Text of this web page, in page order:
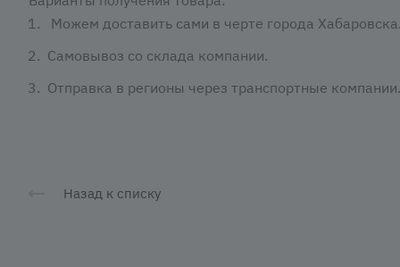
Можем доставить сами в черте города Хабаровска.
Самовывоз со склада компании.
Отправка в регионы через транспортные компании.
Назад к списку